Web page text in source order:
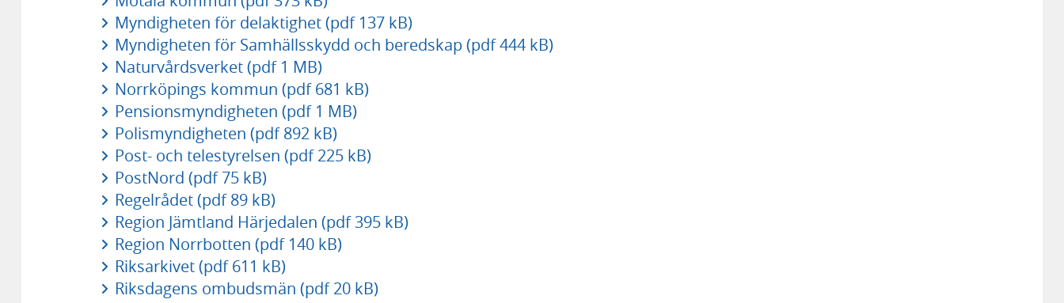
Myndigheten för delaktighet (pdf 137 kB)
Myndigheten för Samhällsskydd och beredskap (pdf 444 kB)
Naturvårdsverket (pdf 1 MB)
Norrköpings kommun (pdf 681 kB)
Pensionsmyndigheten (pdf 1 MB)
Polismyndigheten (pdf 892 kB)
Post- och telestyrelsen (pdf 225 kB)
PostNord (pdf 75 kB)
Regelrådet (pdf 89 kB)
Region Jämtland Härjedalen (pdf 395 kB)
Region Norrbotten (pdf 140 kB)
Riksarkivet (pdf 611 kB)
Riksdagens ombudsmän (pdf 20 kB)